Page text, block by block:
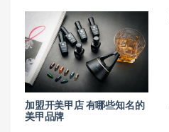
加盟开美甲店 有哪些知名的
美甲品牌